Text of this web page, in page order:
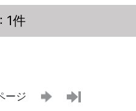
: 1件
ージ